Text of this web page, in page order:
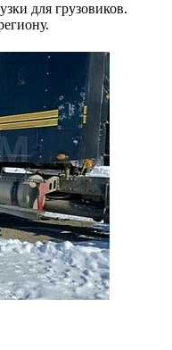
для грузовиков.